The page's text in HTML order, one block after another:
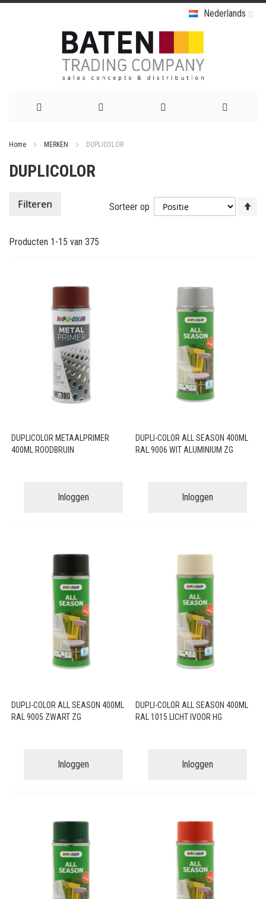
Nederlands
de
Home MERKEN DUPLICOLOR
DUPLICOLOR
Producten 1 -15 van 375
Sorteer op
DUPLICOLOR METAALPRIMER
400ML ROODBRUIN
Inloggen
DUPLI-COLOR ALL SEASON 400ML
RAL 9006 WIT ALUMINIUM ZG
Inloggen
DUPLI-COLOR ALL SEASON 400ML
RAL 9005 ZWART ZG
Inloggen
DUPLI-COLOR ALL SEASON 400ML
RAL 1015 LICHT IVOOR HG
Inloggen
Filteren